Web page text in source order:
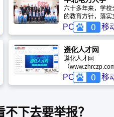
振兴河北教育为宗
业、服务为本为理
广泛性，最大可能
人为目标，踏踏实
业，为河北教育创
良好口碑，从流量
稳稳地占据河北教
位，并居全国前列
六十多年来，学校
的教育方针，落实
本任务，秉承“自
奋进、爱校敬业
华电精神，培养了
备的能源电力人才
围绕服务国家战略
求，积极活跃在
地，攻克了我国电
过程中多项技术难
PC 移
遵化人才网
遵化人才网
（
式的网上求职平台
在网上即可给应
人简历。招聘单
发布招聘岗位、
历，并发送面试通
网站与全国多个知
PC 移
下去要举报？